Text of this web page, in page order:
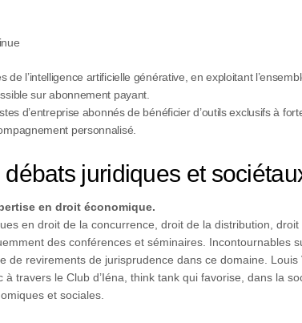
de l’intelligence artificielle générative, en exploitant
sur abonnement payant.
d’entreprise abonnés de bénéficier d’outils exclusifs à
personnalisé.
juridiques et
en droit économique.
en droit de la concurrence, droit de la distribution,
des conférences et séminaires. Incontournables
de revirements de jurisprudence dans ce domaine. Louis
travers le Club d’Iéna, think tank qui favorise, dans la
et sociales.